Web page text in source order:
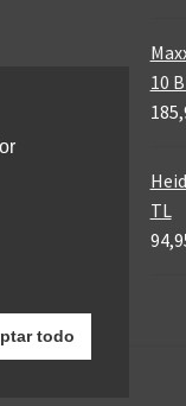
10
TL
todo